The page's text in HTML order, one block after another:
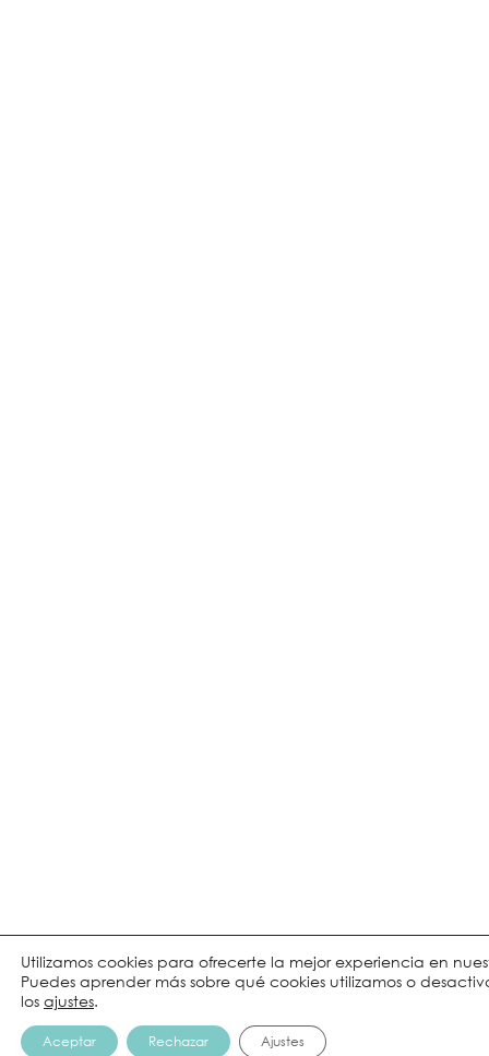
Utilizamos cookies para ofrecerte la mejor experiencia en
Puedes aprender más sobre qué cookies utilizamos o
los ajustes.
Aceptar Rechazar Ajustes